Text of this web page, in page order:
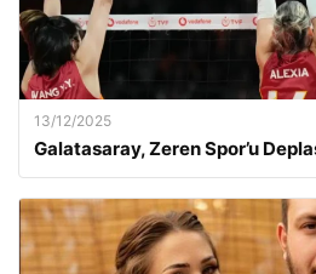
13/12/2025
Galatasaray, Zeren Spor’u